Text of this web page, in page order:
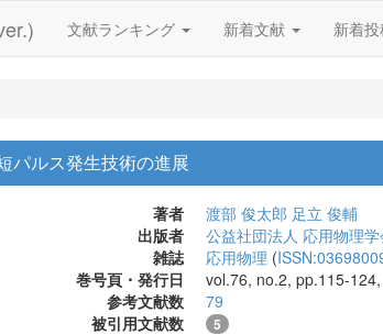
文献ランキング 新着文献 新着
パルス発生技術の進展
著者 渡部 俊太郎 足立 俊輔
出版者
公益社団法人 応用物理学
雑誌
応用物理 (
巻号頁・発行日
vol.76, no.2, pp.115-
参考文献数
79
被引用文献数
5